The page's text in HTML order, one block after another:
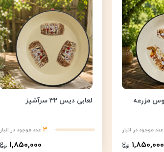
عدد موجود در انبار
1,850,000
3 عدد موجود در انبار
لعابی دیس 32 سرآشپز
1,850,000